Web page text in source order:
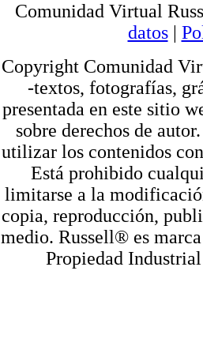
Comunidad Virtual
datos|
Copyright Comunidad
-textos, fotografías,
presentada en este sitio
sobre derechos de
utilizar los contenidos
Está prohibido
limitarse a la
copia, reproducción,
medio. Russell® es
Propiedad